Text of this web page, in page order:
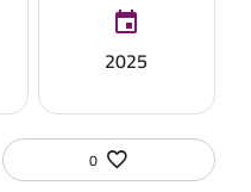
2025
0